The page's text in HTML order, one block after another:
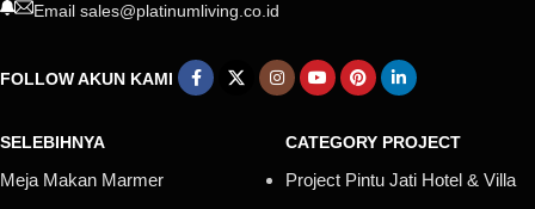
Email sales@platinumliving.co.id
FOLLOW AKUN KAMI
SELEBIHNYA
Meja Makan Marmer
CATEGORY PROJECT
Project Pintu Jati Hotel & Villa